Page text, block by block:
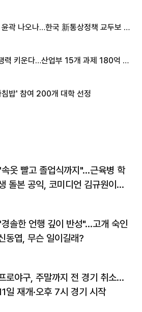
곽 나오나…한국 新통상정책 교두보 활
력 키운다…산업부 15개 과제 180억 지
밥' 참여 200개 대학 선정
옷 빨고 졸업식까지"…근육병 학
돌본 공익, 코미디언 김규원이었
솔한 언행 깊이 반성"…고개 숙인
동엽, 무슨 일이길래?
로야구, 주말까지 전 경기 취소…
일 재개·오후 7시 경기 시작